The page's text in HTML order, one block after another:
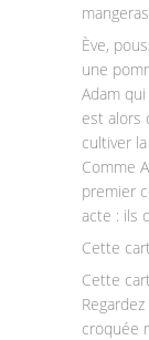
Ève,
une
Adam
est alors
cultiver
Comme
premier
acte : ils
Cette
Cette
croquée